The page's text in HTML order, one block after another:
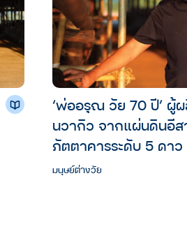
‘พ่ออรุณ วัย 70 ปี’ ผู้
นวากิว จากแผ่นดินอีส
ภัตตาคารระดับ 5 ดาว
season 2
มนุษย์ต่างวัย